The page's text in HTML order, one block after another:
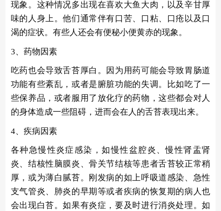
现象。这种情况多出现在喜欢大鱼大肉，以及辛甘厚
味的人身上。他们通常伴有口苦、口粘、口疮以及口
渴的症状。有些人还会有便秘小便黄赤的现象。
3、药物因素
吃药也会导致舌苔厚白。因为用药可能会导致胃肠道
功能有些紊乱，或者是腑脏功能的失调。比如吃了一
些保养品，或者服用了放化疗的药物，这些都会对人
的身体造成一些阻碍，进而会在人的舌苔表现出来。
4、疾病因素
各种急慢性炎症感染，如慢性盆腔炎、慢性肾盂肾
炎、结核性脑膜炎、骨关节结核等患者舌苔较正常稍
厚，或为薄白腻苔。刚发病的如上呼吸道感染、急性
支气管炎、肺炎的早期等或者疾病的恢复期的病人也
会出现白苔。如果有炎症，要及时进行消炎处理。如